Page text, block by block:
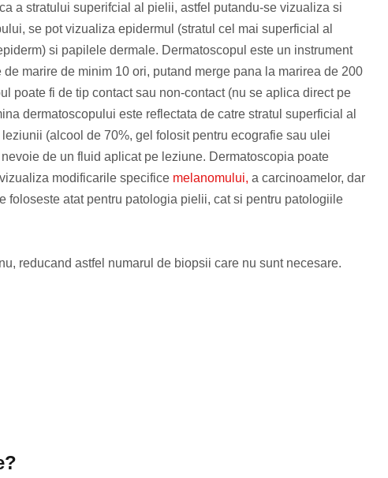
a stratului superifcial al pielii, astfel putandu-se vizualiza si
se pot vizualiza epidermul (stratul cel mai superficial al
si papilele dermale. Dermatoscopul este un instrument
marire de minim 10 ori, putand merge pana la marirea de 200
poate fi de tip contact sau non-contact (nu se aplica direct pe
dermatoscopului este reflectata de catre stratul superficial al
(alcool de 70%, gel folosit pentru ecografie sau ulei
de un fluid aplicat pe leziune. Dermatoscopia poate
modificarile specifice melanomului, a carcinoamelor, dar
foloseste atat pentru patologia pielii, cat si pentru patologiile
reducand astfel numarul de biopsii care nu sunt necesare.